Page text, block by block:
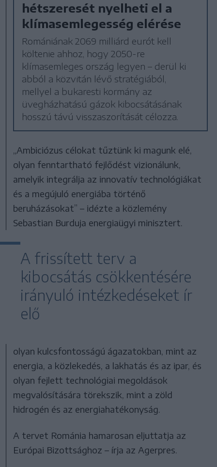
hétszeresét nyelheti el a
klímasemlegesség elérése
Romániának 2069 milliárd eurót kell
költenie ahhoz, hogy 2050-re
klímasemleges ország legyen – derül ki
abból a közvitán lévő stratégiából,
mellyel a bukaresti kormány az
üvegházhatású gázok kibocsátásának
hosszú távú visszaszorítását célozza.
„Ambiciózus célokat tűztünk ki magunk elé,
olyan fenntartható fejlődést vizionálunk,
amelyik integrálja az innovatív technológiákat
és a megújuló energiába történő
beruházásokat” – idézte a közlemény
Sebastian Burduja energiaügyi minisztert.
A frissített terv a
kibocsátás csökkentésére
irányuló intézkedéseket ír
elő
olyan kulcsfontosságú ágazatokban, mint az
energia, a közlekedés, a lakhatás és az ipar, és
olyan fejlett technológiai megoldások
megvalósítására törekszik, mint a zöld
hidrogén és az energiahatékonyság.
A tervet Románia hamarosan eljuttatja az
Európai Bizottsághoz – írja az Agerpres.